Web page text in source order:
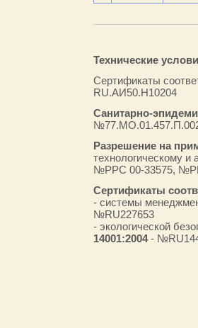
Технические
Сертификаты
RU.АИ50.H10204
Санитарно-
Разрешение на
технологическому
№РРС 00-33575,
Сертификаты
- системы
№RU227653
- экологической
14001:2004-